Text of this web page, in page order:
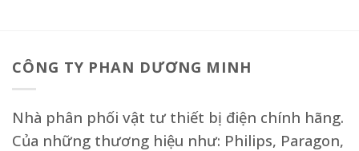
CÔNG TY PHAN DƯƠNG MINH
Nhà phân phối vật tư thiết bị điện chính hãng.
Của những thương hiệu như: Philips, Paragon,